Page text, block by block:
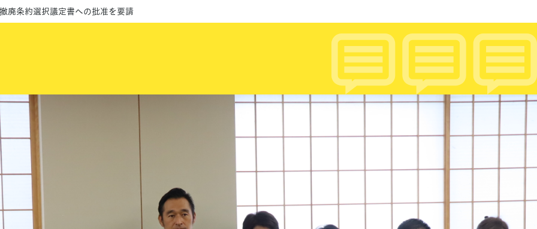
撤廃条約選択議定書への批准を要請